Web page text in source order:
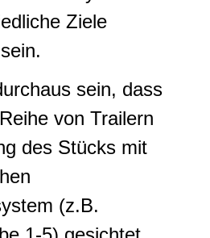
Ziele
sein, dass
von Trailern
des Stücks mit
(z.B.